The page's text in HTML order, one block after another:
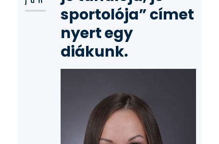
sportolója” címet
nyert egy
diákunk.